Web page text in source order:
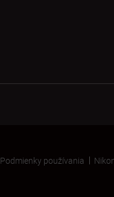
Podmienky používania